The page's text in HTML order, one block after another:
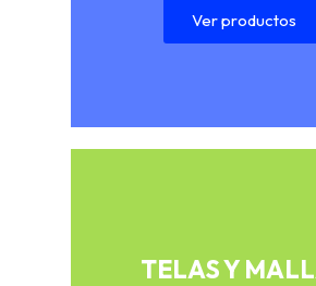
Ver productos
TELAS Y